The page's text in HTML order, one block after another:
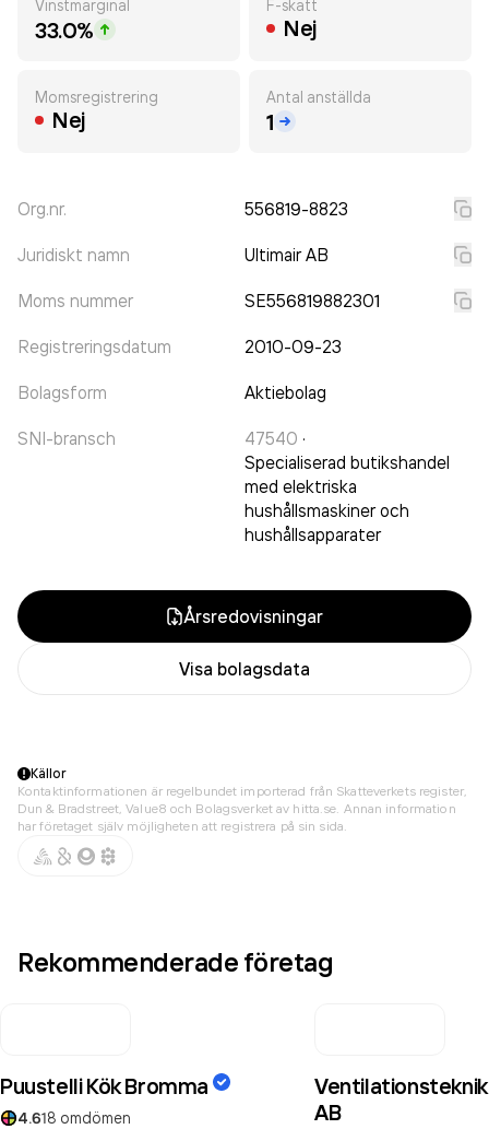
Vinstmarginal
33.0%
F-skatt
Nej
Momsregistrering
Nej
Antal anställda
1
Org.nr. 556819-8823
Juridiskt namn Ultimair AB
Moms nummer SE556819882301
Registreringsdatum 2010-09-23
Bolagsform Aktiebolag
SNI-bransch 47540 ·
Specialiserad butikshandel
med elektriska
hushållsmaskiner och
hushållsapparater
Årsredovisningar
Visa bolagsdata
Källor
Kontaktinformationen är regelbundet importerad från Skatteverkets register,
Dun & Bradstreet, Value8 och Bolagsverket av hitta.se. Annan information
har företaget själv möjligheten att registrera på sin sida.
Rekommenderade företag
Puustelli Kök Bromma
4.618 omdömen
Ventilationsteknik
AB